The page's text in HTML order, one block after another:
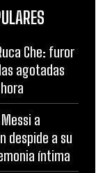
Che: furor
agotadas
a
despide a su
íntima